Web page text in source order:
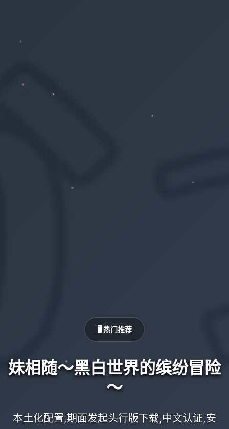
🖥️ 热门推荐
妹相随～黑白世界的缤纷冒险
～
本土化配置,期面发起头行版下载,中文认证,安